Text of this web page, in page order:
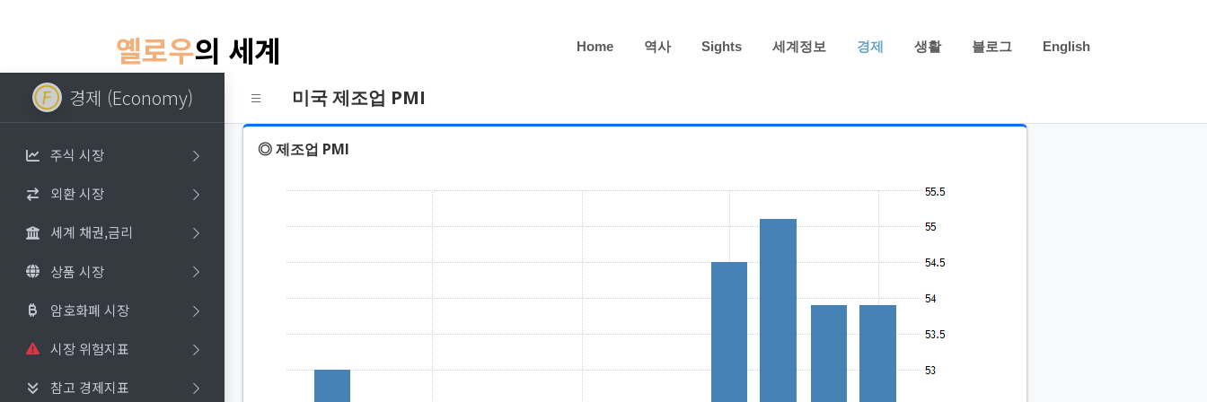
옐로우의 세계 Home 역사 Sights 세계정보 경제 생활 블로그 English
미국 제조업 PMI
경제 (Economy)
주식 시장
외환 시장
세계 채권,금리
상품 시장
암호화폐 시장
시장 위험지표
참고 경제지표
◎ 제조업 PMI